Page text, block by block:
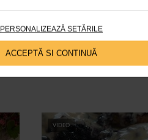
PERSONALIZEAZĂ SETĂRILE
ACCEPTĂ SI CONTINUĂ
VIDEO